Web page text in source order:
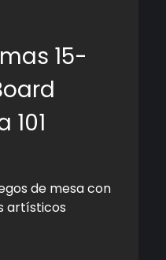
15-
101
de mesa con
artísticos